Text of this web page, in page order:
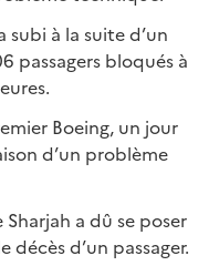
subi à la suite d’un
passagers bloqués à
Boeing, un jour
d’un problème
a dû se poser
décès d’un passager.